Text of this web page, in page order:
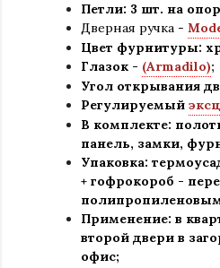
Петли: 3 шт. на
Дверная ручка -
Цвет фурнитуры:
Глазок - (Armadilo);
Угол открывания
Регулируемый
В комплекте:
панель, замки,
Упаковка:
+ гофрокороб -
Применение: в
второй двери в
офис;